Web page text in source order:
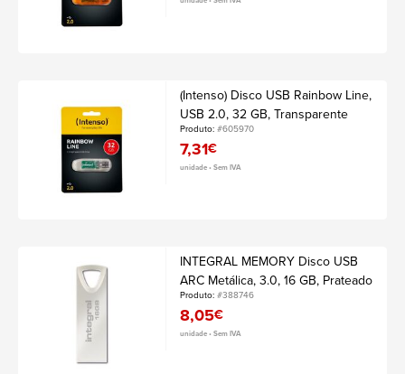
(Intenso) Disco USB Rainbow Line,
USB 2.0, 32 GB, Transparente
Produto:#605970
7,31€
unidade • Sem IVA
INTEGRAL MEMORY Disco USB
ARC Metálica, 3.0, 16 GB, Prateado
Produto:#388746
8,05€
unidade • Sem IVA